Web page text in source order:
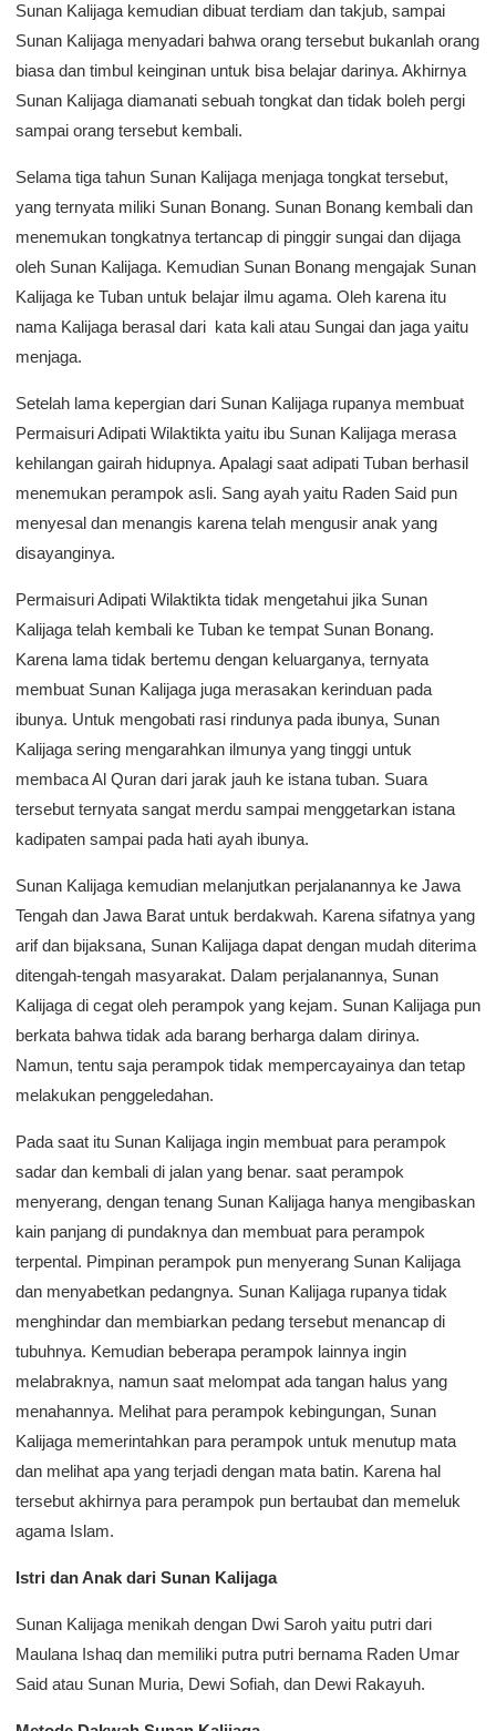
Sunan Kalijaga kemudian dibuat terdiam dan takjub, sampai
Sunan Kalijaga menyadari bahwa orang tersebut bukanlah orang
biasa dan timbul keinginan untuk bisa belajar darinya. Akhirnya
Sunan Kalijaga diamanati sebuah tongkat dan tidak boleh pergi
sampai orang tersebut kembali.
Selama tiga tahun Sunan Kalijaga menjaga tongkat tersebut,
yang ternyata miliki Sunan Bonang. Sunan Bonang kembali dan
menemukan tongkatnya tertancap di pinggir sungai dan dijaga
oleh Sunan Kalijaga. Kemudian Sunan Bonang mengajak Sunan
Kalijaga ke Tuban untuk belajar ilmu agama. Oleh karena itu
nama Kalijaga berasal dari kata kali atau Sungai dan jaga yaitu
menjaga.
Setelah lama kepergian dari Sunan Kalijaga rupanya membuat
Permaisuri Adipati Wilaktikta yaitu ibu Sunan Kalijaga merasa
kehilangan gairah hidupnya. Apalagi saat adipati Tuban berhasil
menemukan perampok asli. Sang ayah yaitu Raden Said pun
menyesal dan menangis karena telah mengusir anak yang
disayanginya.
Permaisuri Adipati Wilaktikta tidak mengetahui jika Sunan
Kalijaga telah kembali ke Tuban ke tempat Sunan Bonang.
Karena lama tidak bertemu dengan keluarganya, ternyata
membuat Sunan Kalijaga juga merasakan kerinduan pada
ibunya. Untuk mengobati rasi rindunya pada ibunya, Sunan
Kalijaga sering mengarahkan ilmunya yang tinggi untuk
membaca Al Quran dari jarak jauh ke istana tuban. Suara
tersebut ternyata sangat merdu sampai menggetarkan istana
kadipaten sampai pada hati ayah ibunya.
Sunan Kalijaga kemudian melanjutkan perjalanannya ke Jawa
Tengah dan Jawa Barat untuk berdakwah. Karena sifatnya yang
arif dan bijaksana, Sunan Kalijaga dapat dengan mudah diterima
ditengah-tengah masyarakat. Dalam perjalanannya, Sunan
Kalijaga di cegat oleh perampok yang kejam. Sunan Kalijaga pun
berkata bahwa tidak ada barang berharga dalam dirinya.
Namun, tentu saja perampok tidak mempercayainya dan tetap
melakukan penggeledahan.
Pada saat itu Sunan Kalijaga ingin membuat para perampok
sadar dan kembali di jalan yang benar. saat perampok
menyerang, dengan tenang Sunan Kalijaga hanya mengibaskan
kain panjang di pundaknya dan membuat para perampok
terpental. Pimpinan perampok pun menyerang Sunan Kalijaga
dan menyabetkan pedangnya. Sunan Kalijaga rupanya tidak
menghindar dan membiarkan pedang tersebut menancap di
tubuhnya. Kemudian beberapa perampok lainnya ingin
melabraknya, namun saat melompat ada tangan halus yang
menahannya. Melihat para perampok kebingungan, Sunan
Kalijaga memerintahkan para perampok untuk menutup mata
dan melihat apa yang terjadi dengan mata batin. Karena hal
tersebut akhirnya para perampok pun bertaubat dan memeluk
agama Islam.
Istri dan Anak dari Sunan Kalijaga
Sunan Kalijaga menikah dengan Dwi Saroh yaitu putri dari
Maulana Ishaq dan memiliki putra putri bernama Raden Umar
Said atau Sunan Muria, Dewi Sofiah, dan Dewi Rakayuh.